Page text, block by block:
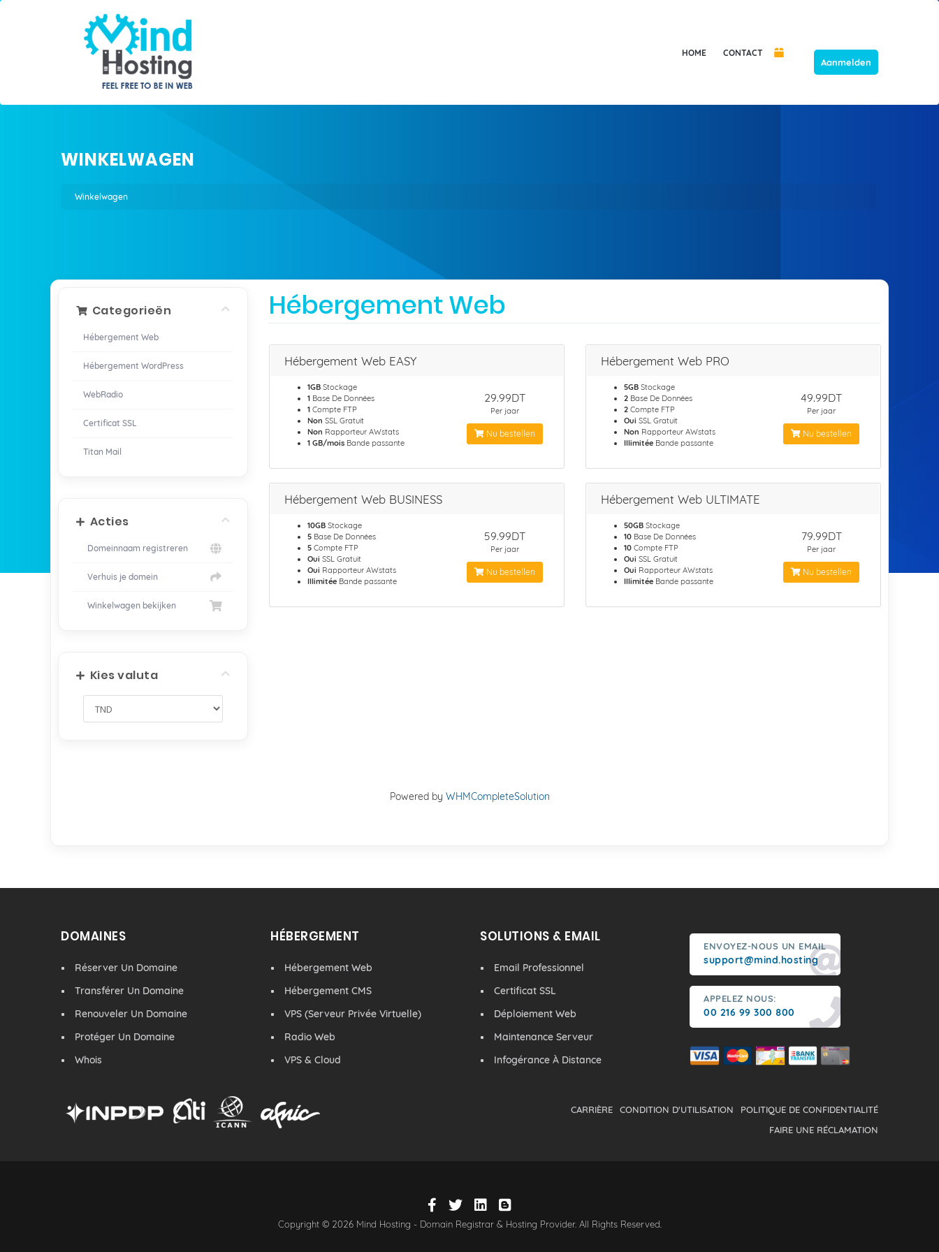
HOME CONTACT
Aanmelden
WINKELWAGEN
Winkelwagen
Categorieën
Hébergement Web
Hébergement WordPress
WebRadio
Certificat SSL
Titan Mail
Acties
Domeinnaam registreren
Verhuis je domein
Winkelwagen bekijken
Kies valuta
Hébergement Web
Hébergement Web EASY
1GB Stockage
1 Base De Données
1 Compte FTP
Non SSL Gratuit
Non Rapporteur AWstats
1 GB/mois Bande passante
29.99DT
Per jaar
Nu bestellen
Hébergement Web PRO
5GB Stockage
2 Base De Données
2 Compte FTP
Oui SSL Gratuit
Non Rapporteur AWstats
Illimitée Bande passante
49.99DT
Per jaar
Nu bestellen
Hébergement Web BUSINESS
10GB Stockage
5 Base De Données
5 Compte FTP
Oui SSL Gratuit
Oui Rapporteur AWstats
Illimitée Bande passante
59.99DT
Per jaar
Nu bestellen
Hébergement Web ULTIMATE
50GB Stockage
10 Base De Données
10 Compte FTP
Oui SSL Gratuit
Oui Rapporteur AWstats
Illimitée Bande passante
79.99DT
Per jaar
Nu bestellen
Powered by WHMCompleteSolution
DOMAINES
Réserver Un Domaine
Transférer Un Domaine
Renouveler Un Domaine
Protéger Un Domaine
Whois
HÉBERGEMENT
Hébergement Web
Hébergement CMS
VPS (Serveur Privée Virtuelle)
Radio Web
VPS & Cloud
SOLUTIONS & EMAIL
Email Professionnel
Certificat SSL
Déploiement Web
Maintenance Serveur
Infogérance À Distance
ENVOYEZ-NOUS UN EMAIL
support@mind.hosting
APPELEZ NOUS:
00 216 99 300 800
POLITIQUE DE CONFIDENTIALITÉ
CONDITION D'UTILISATION
CARRIÈRE
FAIRE UNE RÉCLAMATION
Copyright © 2026 Mind Hosting - Domain Registrar & Hosting Provider. All Rights Reserved.